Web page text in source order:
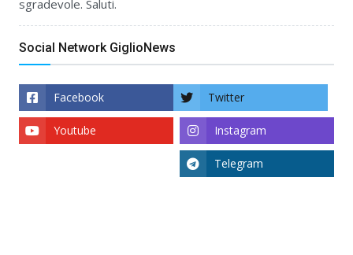
sgradevole. Saluti.
Social Network GiglioNews
Facebook Twitter
Instagram
Youtube
Telegram